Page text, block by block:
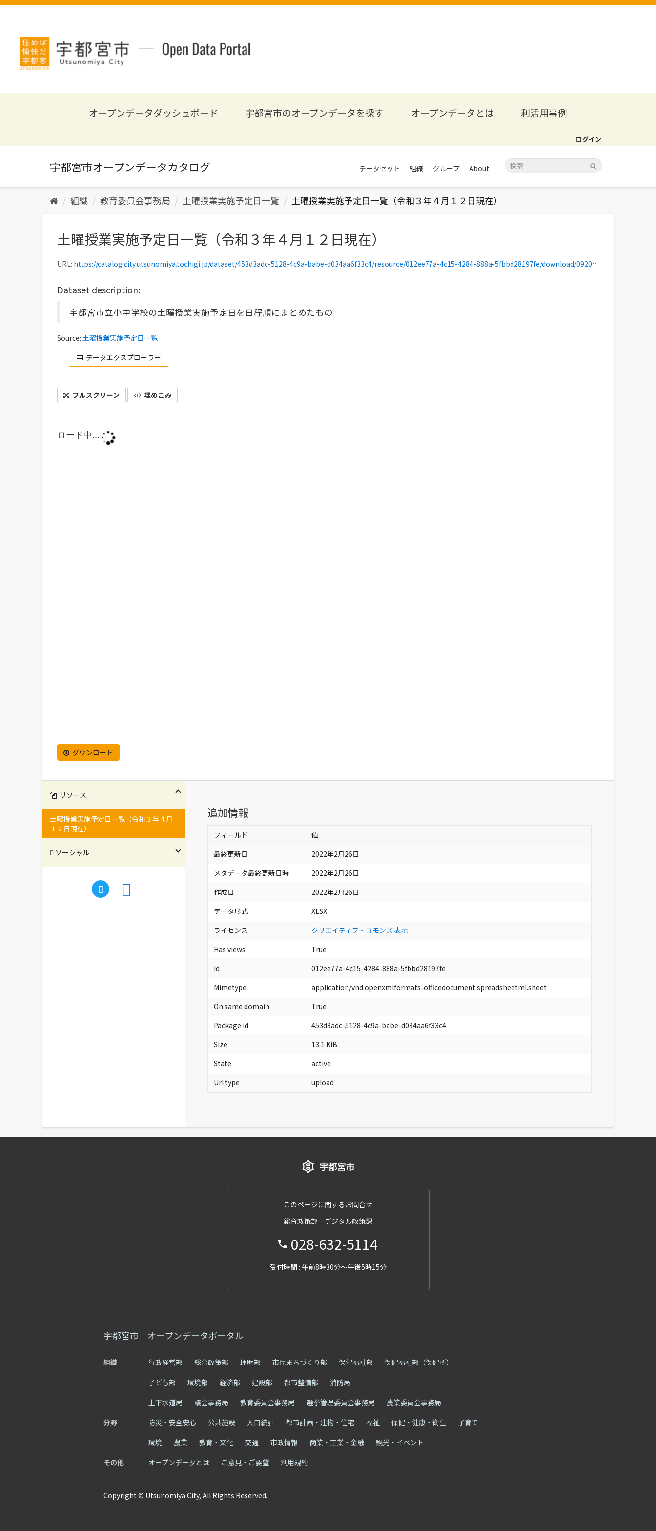
ス
オープンデータダッシュボード 宇都宮市のオープンデータを探す オープンデータとは 利活用事例
ログイン
データセット 組織 グループ About
組織 教育委員会事務局 土曜授業実施予定日一覧 土曜授業実施予定日一覧（令和３年４月１２日現在）
ダウンロード
土曜授業実施予定日一覧（令和３年４月１２日現在）
URL: https://catalog.city.utsunomiya.tochigi.jp/dataset/453d3adc-5128-4c9a-babe-d034aa6f33c4/resource/012ee77a-4c15-4284-888a-5fbbd28197fe/download/092011_r3_doyouzyugyouzissiyoteibi.xlsx
Dataset description:
宇都宮市立小中学校の土曜授業実施予定日を日程順にまとめたもの
Source: 土曜授業実施予定日一覧
データエクスプローラー
フルスクリーン 埋めこみ
リソース
土曜授業実施予定日一覧（令和３年４月
１２日現在）
ソーシャル
追加情報
フィールド
値
最終更新日
2022年2月26日
メタデータ最終更新日時
2022年2月26日
作成日
2022年2月26日
データ形式
XLSX
ライセンス
クリエイティブ・コモンズ 表示
Has views
True
Id
012ee77a-4c15-4284-888a-5fbbd28197fe
Mimetype
application/vnd.openxmlformats-officedocument.spreadsheetml.sheet
On same domain
True
Package id
453d3adc-5128-4c9a-babe-d034aa6f33c4
Size
13.1 KiB
State
active
Url type
upload
このページに関するお問合せ
総合政策部 デジタル政策課
028-632-5114
受付時間 : 午前8時30分～午後5時15分
宇都宮市 オープンデータポータル
組織 行政経営部 総合政策部 理財部 市民まちづくり部 保健福祉部 保健福祉部（保健所）
子ども部 環境部 経済部 建設部 都市整備部 消防局
上下水道局 議会事務局 教育委員会事務局 選挙管理委員会事務局 農業委員会事務局
分野 防災・安全安心 公共施設 人口統計 都市計画・建物・住宅 福祉 保健・健康・衛生 子育て
環境 農業 教育・文化 交通 市政情報 商業・工業・金融 観光・イベント
その他 オープンデータとは ご意見・ご要望 利用規約
Copyright © Utsunomiya City, All Rights Reserved.